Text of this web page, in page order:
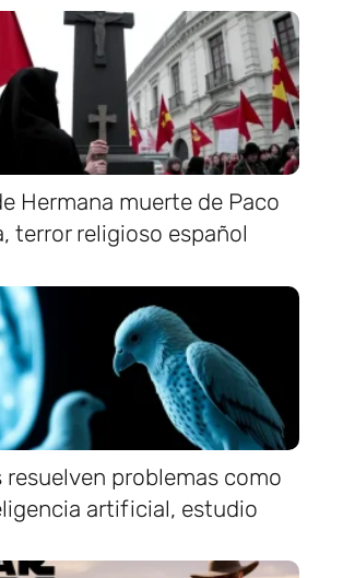
Hermana muerte de Paco
terror religioso español
resuelven problemas como
artificial, estudio